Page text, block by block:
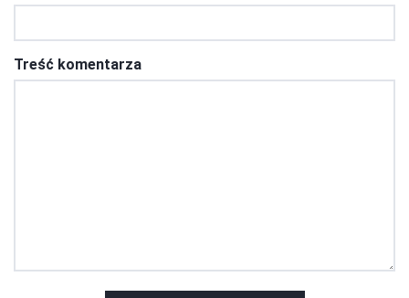
Treść komentarza